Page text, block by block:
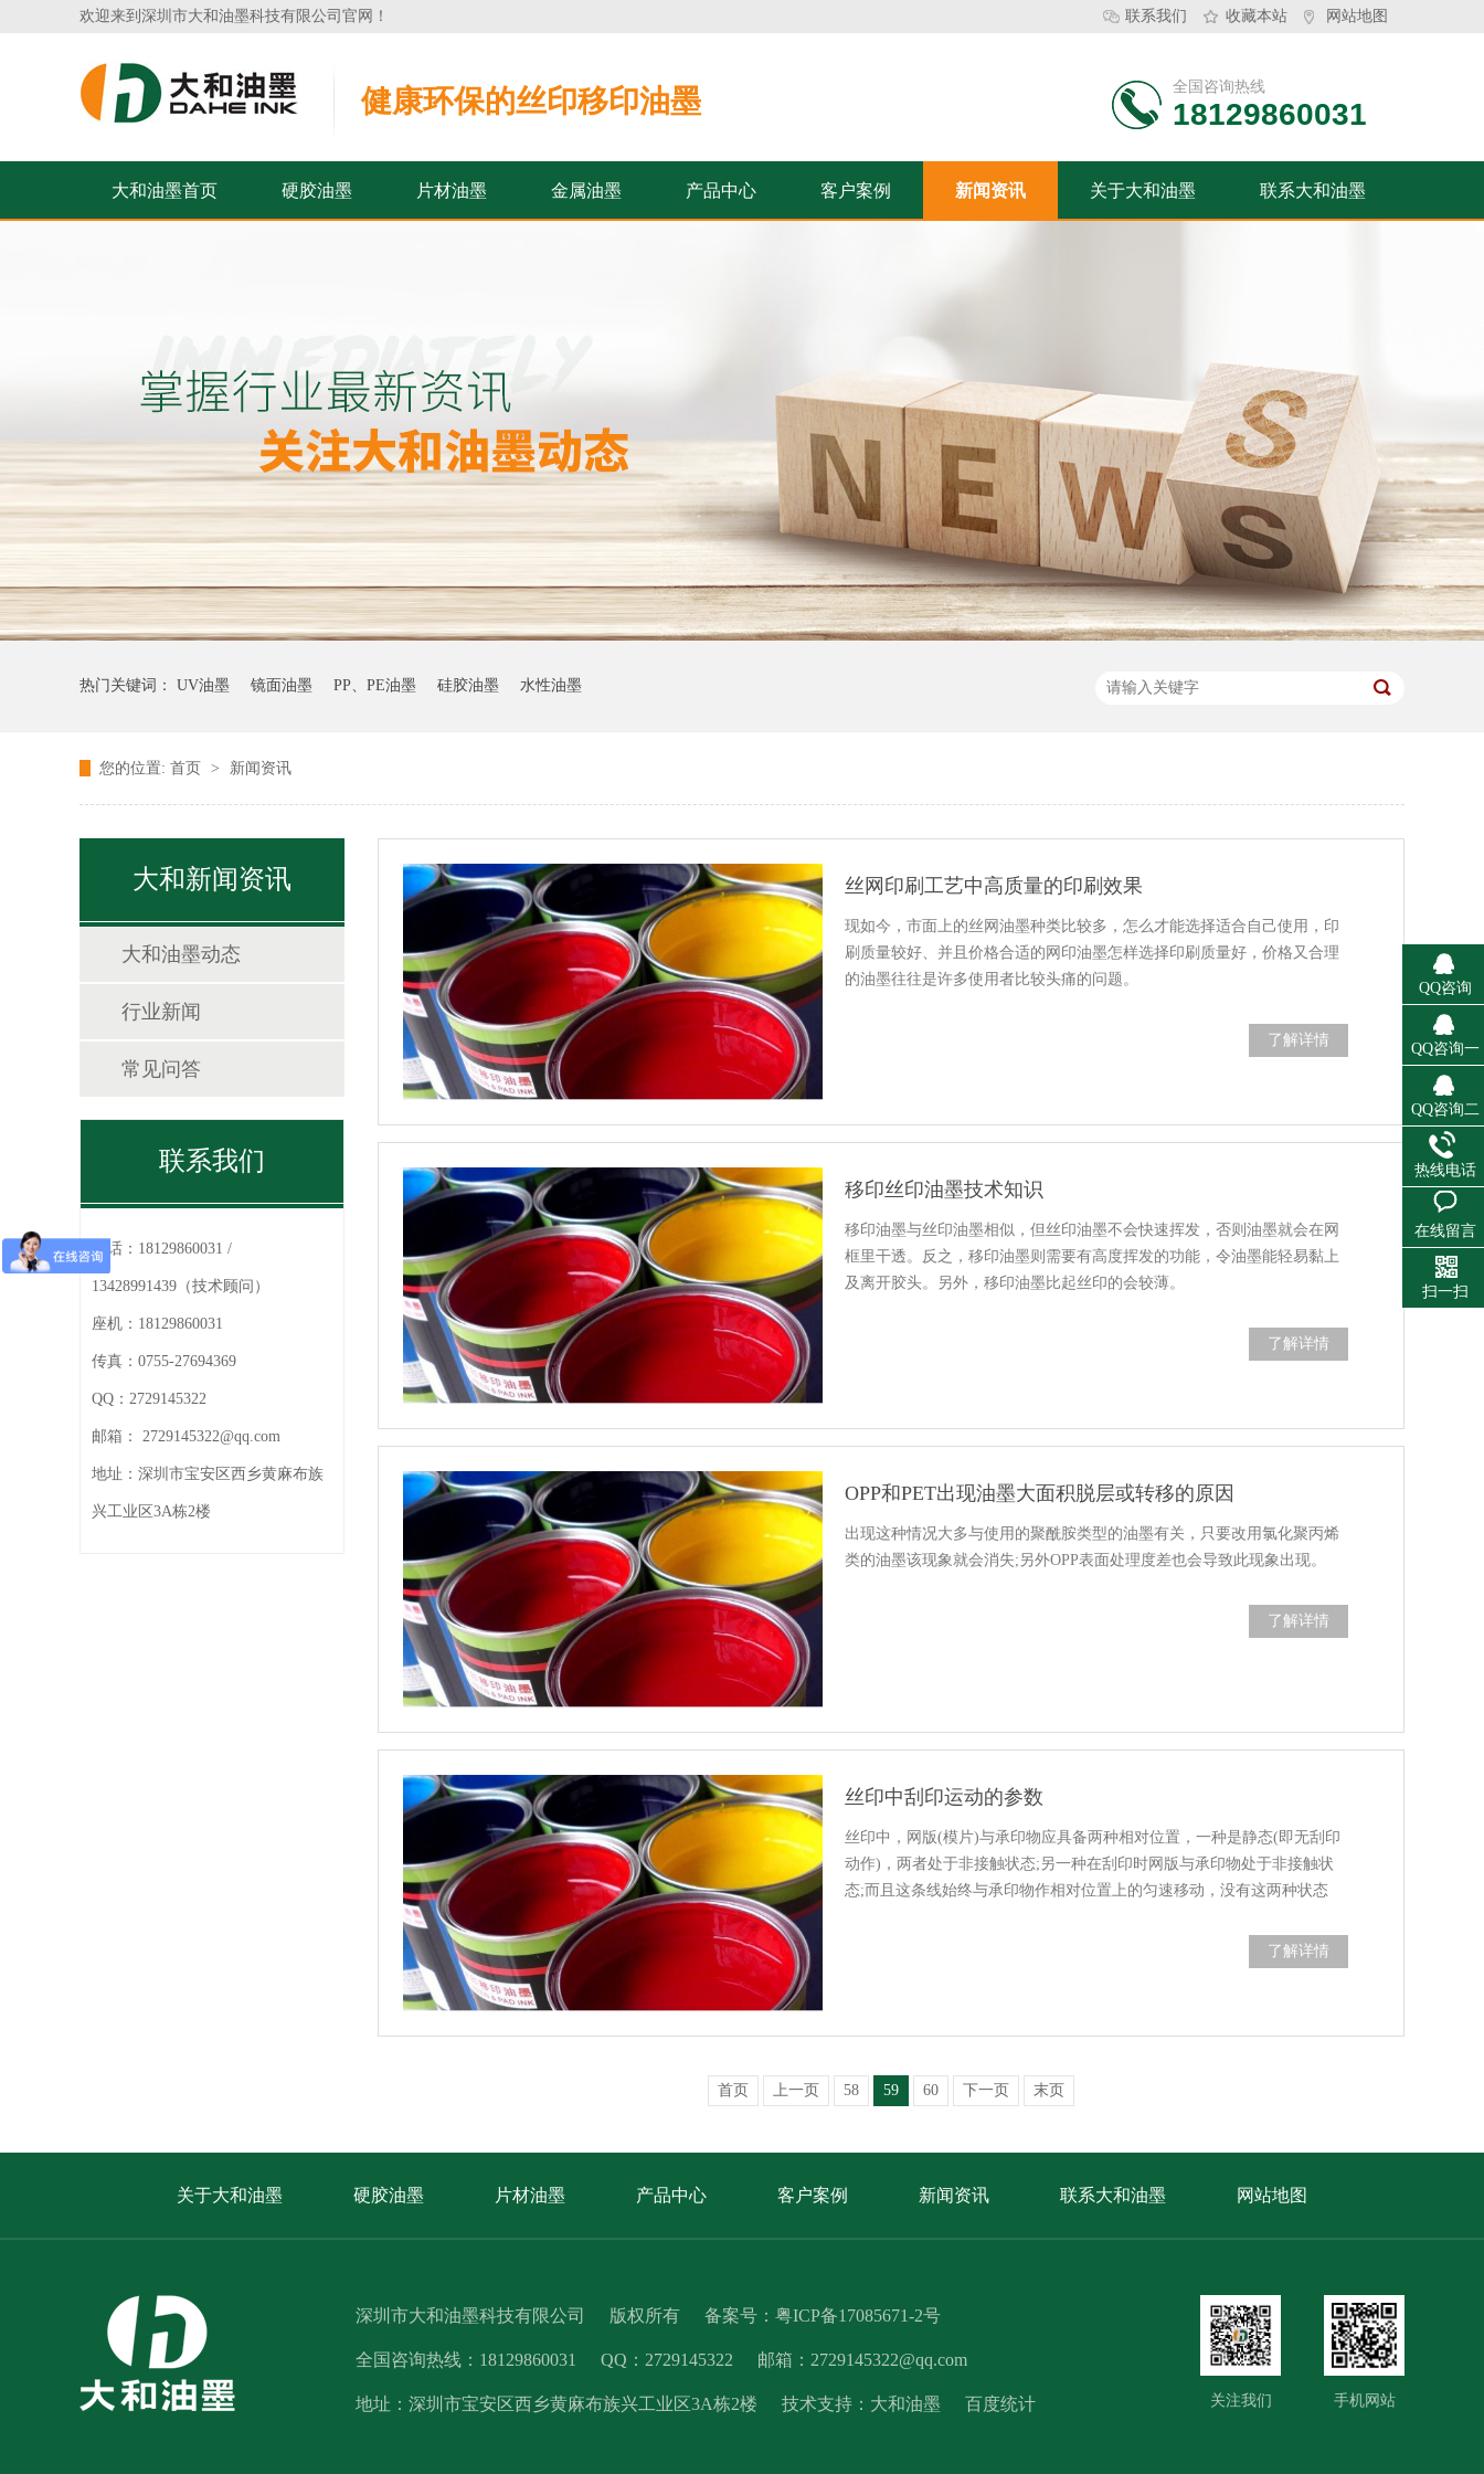
欢迎来到深圳市大和油墨科技有限公司官网！ 联系我们 收藏本站 网站地图
健康环保的丝印移印油墨 全国咨询热线
18129860031
大和油墨首页 硬胶油墨 片材油墨 金属油墨 产品中心 客户案例 新闻资讯 关于大和油墨 联系大和油墨
热门关键词： UV油墨 镜面油墨 PP、PE油墨 硅胶油墨 水性油墨
您的位置: 首页 > 新闻资讯
大和新闻资讯
大和油墨动态
行业新闻
常见问答
联系我们
电话： 18129860031 /
13428991439（技术顾问）
座机： 18129860031
传真： 0755-27694369
QQ： 2729145322
邮箱： 2729145322@qq.com
地址： 深圳市宝安区西乡黄麻布族
兴工业区3A栋2楼
丝网印刷工艺中高质量的印刷效果
现如今，市面上的丝网油墨种类比较多，怎么才能选择适合自己使用，印
刷质量较好、并且价格合适的网印油墨怎样选择印刷质量好，价格又合理
的油墨往往是许多使用者比较头痛的问题。
了解详情
移印丝印油墨技术知识
移印油墨与丝印油墨相似，但丝印油墨不会快速挥发，否则油墨就会在网
框里干透。反之，移印油墨则需要有高度挥发的功能，令油墨能轻易黏上
及离开胶头。另外，移印油墨比起丝印的会较薄。
了解详情
OPP和PET出现油墨大面积脱层或转移的原因
出现这种情况大多与使用的聚酰胺类型的油墨有关，只要改用氯化聚丙烯
类的油墨该现象就会消失;另外OPP表面处理度差也会导致此现象出现。
了解详情
丝印中刮印运动的参数
丝印中，网版(模片)与承印物应具备两种相对位置，一种是静态(即无刮印
动作)，两者处于非接触状态;另一种在刮印时网版与承印物处于非接触状
态;而且这条线始终与承印物作相对位置上的匀速移动，没有这两种状态
了解详情
首页 上一页 58 59 60 下一页 末页
关于大和油墨 硬胶油墨 片材油墨 产品中心 客户案例 新闻资讯 联系大和油墨 网站地图
深圳市大和油墨科技有限公司 版权所有 备案号： 粤ICP备17085671-2号
全国咨询热线：18129860031 QQ：2729145322 邮箱：2729145322@qq.com
地址：深圳市宝安区西乡黄麻布族兴工业区3A栋2楼 技术支持： 大和油墨 百度统计 关注我们 手机网站
QQ咨询
QQ咨询一
QQ咨询二
热线电话
在线留言
扫一扫